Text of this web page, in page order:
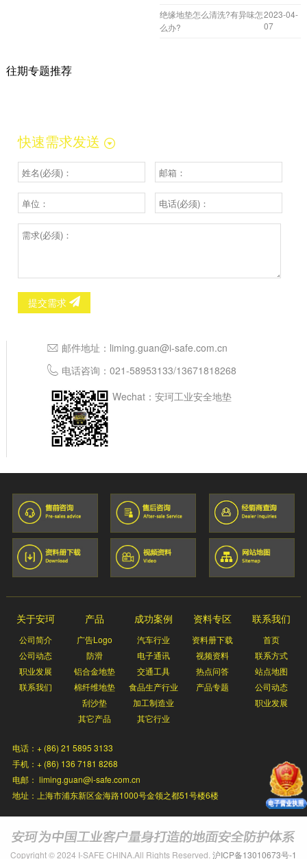
绝缘地垫怎么清洗?有异味怎
么办?
2023-04-
07
往期专题推荐
快速需求发送
提交需求
邮件地址： liming.guan@i-safe.com.cn
电话咨询： 021-58953133/13671818268
Wechat：安珂工业安全地垫
关于安珂
公司简介
公司动态
职业发展
联系我们
产品
广告Logo
防滑
铝合金地垫
棉纤维地垫
刮沙垫
其它产品
成功案例
汽车行业
电子通讯
交通工具
食品生产行业
加工制造业
其它行业
资料专区
资料册下载
视频资料
热点问答
产品专题
联系我们
首页
联系方式
站点地图
公司动态
职业发展
电话：+ (86) 21 5895 3133
手机：+ (86) 136 7181 8268
电邮： liming.guan@i-safe.com.cn
地址：上海市浦东新区金海路1000号金领之都51号楼6楼
Copyright © 2024 I-SAFE CHINA.All Rights Reserved. 沪ICP备13010673号-1